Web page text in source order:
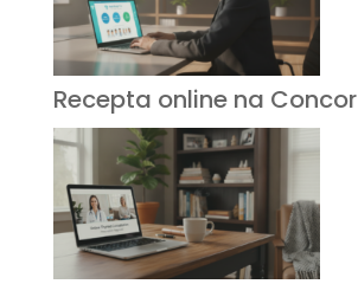
Recepta online na Concor